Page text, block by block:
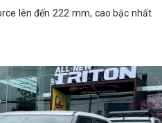
lên đến 222 mm, cao bậc nhất